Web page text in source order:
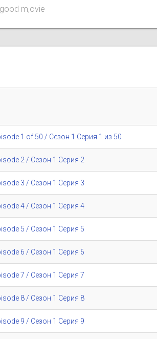
m,ovie
1 of 50 / Сезон 1 Серия 1 из 50
2 / Сезон 1 Серия 2
3 / Сезон 1 Серия 3
4 / Сезон 1 Серия 4
5 / Сезон 1 Серия 5
6 / Сезон 1 Серия 6
7 / Сезон 1 Серия 7
8 / Сезон 1 Серия 8
9 / Сезон 1 Серия 9